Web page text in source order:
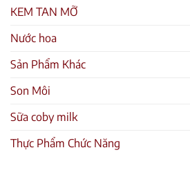
KEM TAN MỠ
Nước hoa
Sản Phẩm Khác
Son Môi
Sữa coby milk
Thực Phẩm Chức Năng